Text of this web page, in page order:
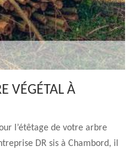
VÉGÉTAL À
l’étêtage de votre arbre
DR sis à Chambord, il